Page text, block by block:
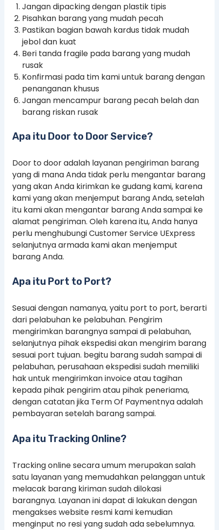
Jangan dipacking dengan plastik tipis
Pisahkan barang yang mudah pecah
Pastikan bagian bawah kardus tidak mudah
jebol dan kuat
Beri tanda fragile pada barang yang mudah
rusak
Konfirmasi pada tim kami untuk barang dengan
penanganan khusus
Jangan mencampur barang pecah belah dan
barang riskan rusak
Apa itu Door to Door Service?
Door to door adalah layanan pengiriman barang
yang di mana Anda tidak perlu mengantar barang
yang akan Anda kirimkan ke gudang kami, karena
kami yang akan menjemput barang Anda, setelah
itu kami akan mengantar barang Anda sampai ke
alamat pengiriman. Oleh karena itu, Anda hanya
perlu menghubungi Customer Service UExpress
selanjutnya armada kami akan menjemput
barang Anda.
Apa itu Port to Port?
Sesuai dengan namanya, yaitu port to port, berarti
dari pelabuhan ke pelabuhan. Pengirim
mengirimkan barangnya sampai di pelabuhan,
selanjutnya pihak ekspedisi akan mengirim barang
sesuai port tujuan. begitu barang sudah sampai di
pelabuhan, perusahaan ekspedisi sudah memiliki
hak untuk mengirimkan invoice atau tagihan
kepada pihak pengirim atau pihak peneriama,
dengan catatan jika Term Of Paymentnya adalah
pembayaran setelah barang sampai.
Apa itu Tracking Online?
Tracking online secara umum merupakan salah
satu layanan yang memudahkan pelanggan untuk
melacak barang kiriman sudah dilokasi
barangnya. Layanan ini dapat di lakukan dengan
mengakses website resmi kami kemudian
menginput no resi yang sudah ada sebelumnya.